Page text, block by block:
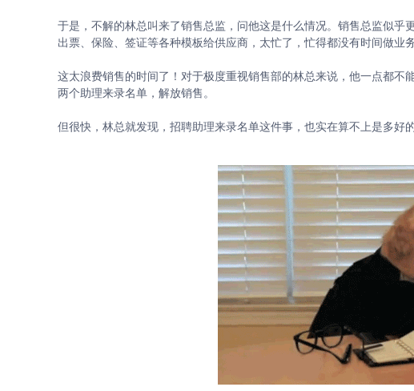
于是，不解的林总叫来了销售总监，问他这是什么情况。销售总监似
出票、保险、签证等各种模板给供应商，太忙了，忙得都没有时间做业
这太浪费销售的时间了！对于极度重视销售部的林总来说，他一点都
两个助理来录名单，解放销售。
但很快，林总就发现，招聘助理来录名单这件事，也实在算不上是多好的